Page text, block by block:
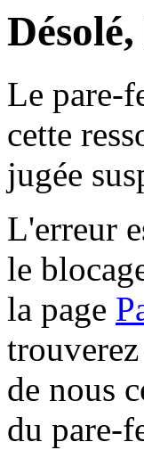
Le pare-
cette
jugée
L'erreur
le
la page
de nous
du pare-